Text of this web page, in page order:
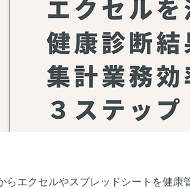
エクセルやスプレッドシートを健康